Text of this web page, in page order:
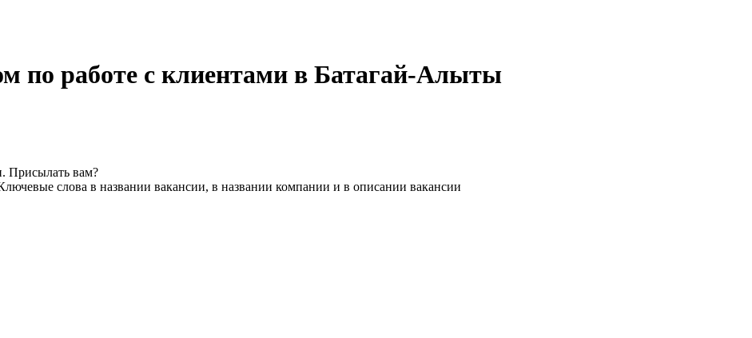
по работе с клиентами в Батагай-Алыты
Присылать вам?
слова в названии вакансии, в названии компании и в описании вакансии